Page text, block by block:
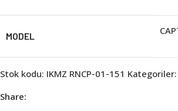
MODEL
Stok kodu: IKMZ RNCP-01-151 Kategoriler:
Share: